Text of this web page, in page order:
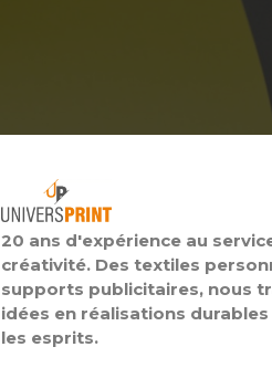
20 ans d'expérience au
créativité. Des textiles
supports publicitaires, nous
idées en réalisations
les esprits.